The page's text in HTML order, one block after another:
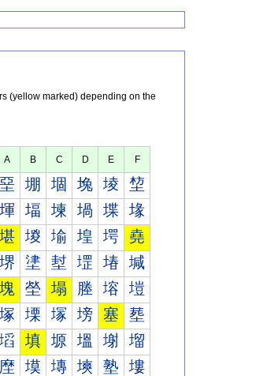
(yellow marked) depending on the
A B C D E F
堊 堋 堌 堍 堎 堏
堚 堛 堜 堝 堞 堟
堪 堫 堬 堭 堮 堯
堺 堻 堼 堽 堾 堿
塊 塋 塌 塍 塎 塏
塚 塛 塜 塝 塞 塟
塪 填 塬 塭 塮 塯
塺 塻 塼 塽 塾 塿